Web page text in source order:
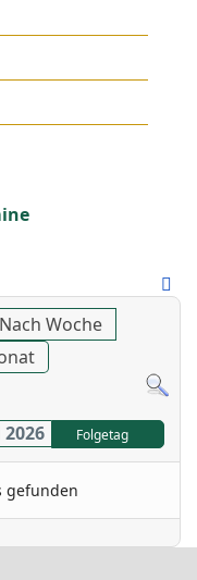
Nach Woche
Folgetag
gefunden